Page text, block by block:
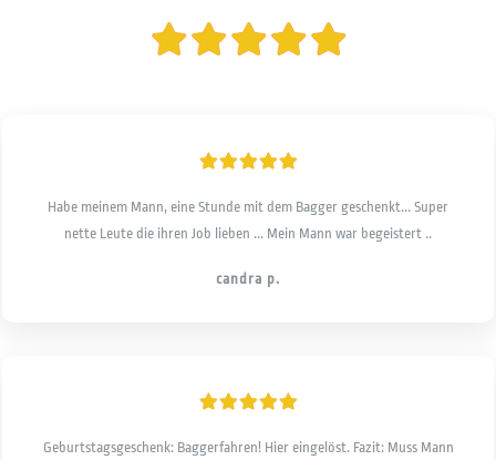
Habe meinem Mann, eine Stunde mit dem Bagger geschenkt... Super
nette Leute die ihren Job lieben ... Mein Mann war begeistert ..
candra p.
Geburtstagsgeschenk: Baggerfahren! Hier eingelöst. Fazit: Muss Mann